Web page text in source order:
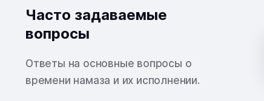
Часто задаваемые
вопросы
Ответы на основные вопросы о
времени намаза и их исполнении.